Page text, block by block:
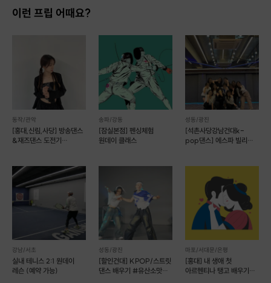
포인트 2
맨몸 스포츠 태권도 시작하기
태권도는 맨몸으로 상대를 제압하는 스포츠로
몸의 근육들이 골고루 사용되는 운동입니다.
굳어있는 근육들이 놀라지 않게
간단한 스트레칭으로 몸을 풀고
몸통 지르기, 막기 등
이런 프립 어때요?
동작/관악
[홍대,신림,사당] 방송댄스
&재즈댄스 도전기
송파/강동
[잠실본점] 펜싱체험
원데이 클래스
성동/광진
[석촌사당강남건대k-
pop댄스] 에스파 빌리
강남/서초
실내 테니스 2:1 원데이
레슨 (예약 가능)
성동/광진
[할인건대] KPOP/스트릿
댄스 배우기 #유산소맛집
마포/서대문/은평
[홍대] 내 생애 첫
아르헨티나 탱고 배우기